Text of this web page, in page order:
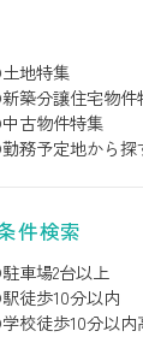
地特集
築分譲住宅物件
古物件特集
務予定地から探
件検索
車場2台以上
徒歩10分以内
校徒歩10分以内